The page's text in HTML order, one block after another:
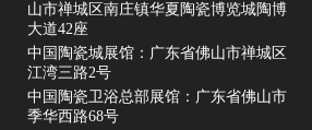
山市禅城区南庄镇华夏陶瓷博览城陶博
大道42座
中国陶瓷城展馆：广东省佛山市禅城区
江湾三路2号
中国陶瓷卫浴总部展馆：广东省佛山市
季华西路68号